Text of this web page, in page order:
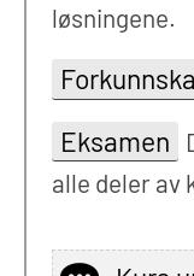
løsningene.
Eksamen
alle deler av